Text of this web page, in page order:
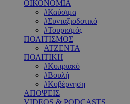
ΟΙΚΟΝΟΜΙΑ
#Καύσιμα
#Συνταξιοδοτικό
#Τουρισμός
ΠΟΛΙΤΙΣΜΟΣ
ΑΤΖΕΝΤΑ
ΠΟΛΙΤΙΚΗ
#Κυπριακό
#Βουλή
#Κυβέρνηση
ΑΠΟΨΕΙΣ